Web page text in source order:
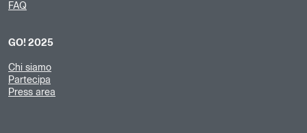
FAQ
GO! 2025
Chi siamo
Partecipa
Press area